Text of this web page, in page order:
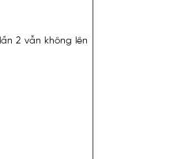
2 vẫn không lên